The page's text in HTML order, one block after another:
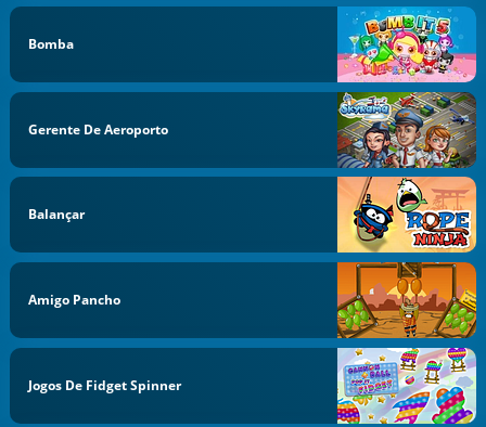
Bomba
Gerente De Aeroporto
Balançar
Amigo Pancho
Jogos De Fidget Spinner